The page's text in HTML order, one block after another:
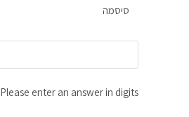
סיסמה
Please enter an answer in digits: